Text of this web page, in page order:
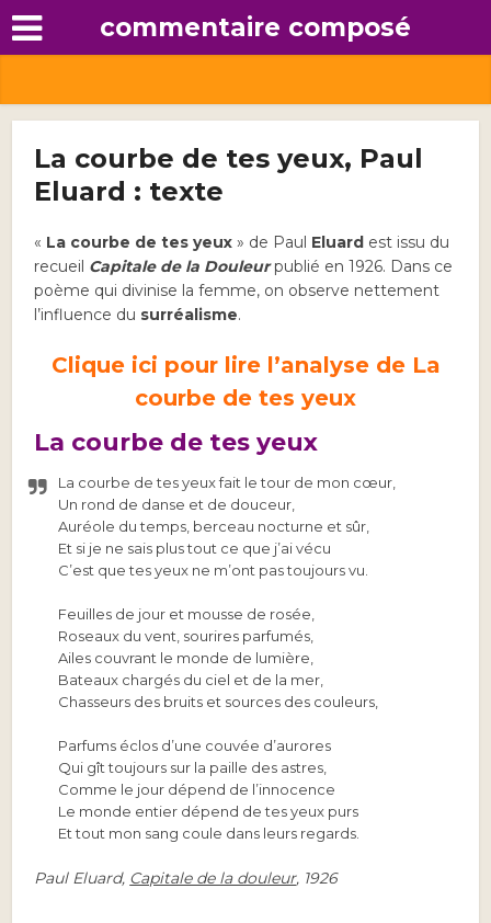
commentaire composé
La courbe de tes yeux, Paul
Eluard : texte
« La courbe de tes yeux » de Paul Eluard est issu du
recueil Capitale de la Douleurpublié en 1926. Dans ce
poème qui divinise la femme, on observe nettement
l’influence du surréalisme.
Clique ici pour lire l’analyse de La
courbe de tes yeux
La courbe de tes yeux
La courbe de tes yeux fait le tour de mon cœur,
Un rond de danse et de douceur,
Auréole du temps, berceau nocturne et sûr,
Et si je ne sais plus tout ce que j’ai vécu
C’est que tes yeux ne m’ont pas toujours vu.
Feuilles de jour et mousse de rosée,
Roseaux du vent, sourires parfumés,
Ailes couvrant le monde de lumière,
Bateaux chargés du ciel et de la mer,
Chasseurs des bruits et sources des couleurs,
Parfums éclos d’une couvée d’aurores
Qui gît toujours sur la paille des astres,
Comme le jour dépend de l’innocence
Le monde entier dépend de tes yeux purs
Et tout mon sang coule dans leurs regards.
Paul Eluard, Capitale de la douleur, 1926